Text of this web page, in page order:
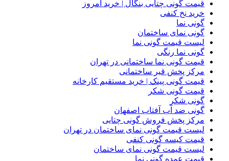
قیمت گونی چتایی بنگال | خرید امروز
خرید نخ کنفی
گونی نما
گونی نمای ساختمان
لیست قیمت گونی نما
گونی نما رنگی
قیمت گونی نما ساختمانی در تهران
مرکز پخش قیر ساختمانی
قیمت گونی پینک | خرید مستقیم کارخانه
قیمت گونی شکر
گونی شکر
گونی ضد آب آفتاب اصفهان
مرکز پخش فروش گونی چتایی
لیست قیمت گونی نمای ساختمان در تهران
قیمت کیسه گونی کنفی
لیست قیمت گونی نمای ساختمان
قیمت عمده گونی نما